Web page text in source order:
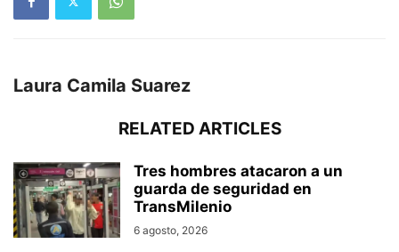
Laura Camila Suarez
RELATED ARTICLES
Tres hombres atacaron a un
guarda de seguridad en
TransMilenio
6 agosto, 2026